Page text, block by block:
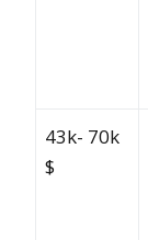
43k- 70k
$